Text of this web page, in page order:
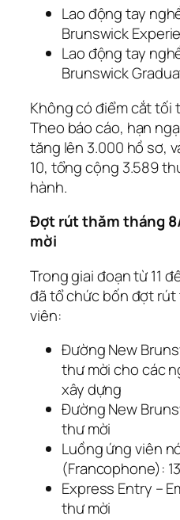
Lao động tay
Brunswick
Lao động tay
Brunswick
Không có điểm cắt tối
Theo báo cáo, hạn
tăng lên 3.000 hồ sơ,
10, tổng cộng 3.589
hành.
Đợt rút thăm tháng
mời
Trong giai đoạn từ 11
đã tổ chức bốn đợt rút
viên:
Đường New
thư mời cho các
xây dựng
Đường New
thư mời
Luồng ứng viên
(Francophone):
Express Entry –
thư mời